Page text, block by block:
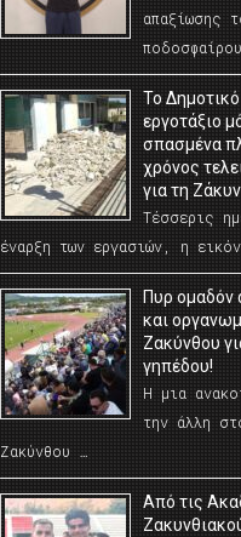
απαξίωσης
Το
εργοτάξιο
σπασμένα
χρόνος
για τη
Τέσσερις
έναρξη των εργασιών, η
Πυρ ομαδόν
και
Ζακύνθου
γηπέδου!
Η μια
την άλλη
Ζακύνθου …
Από τις